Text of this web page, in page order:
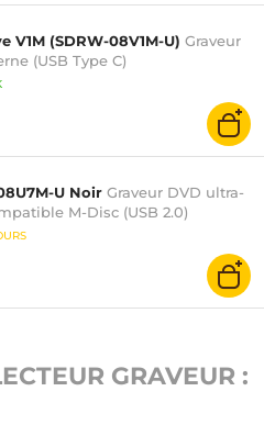
V1M (SDRW-08V1M-U) Graveur
(USB Type C)
U Noir Graveur DVD ultra-
M-Disc (USB 2.0)
GRAVEUR :